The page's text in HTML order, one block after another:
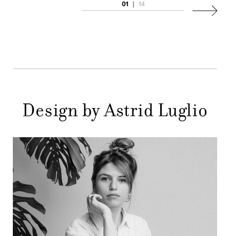
MENU
DESIGNER
GIFT
CONTATTI
01 14
Design by Astrid Luglio